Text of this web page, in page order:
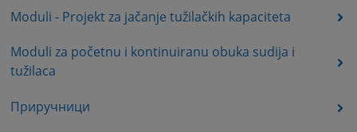
Moduli - Projekt za jačanje tužilačkih kapaciteta
Moduli za početnu i kontinuiranu obuka sudija i
tužilaca
Приручници